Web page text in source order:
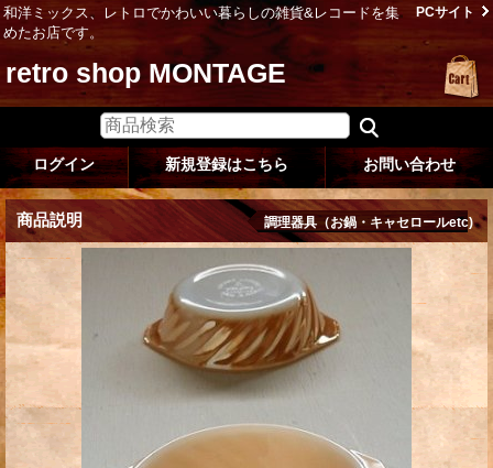
和洋ミックス、レトロでかわいい暮らしの雑貨&レコードを集
めたお店です。
PCサイト
retro shop MONTAGE
ログイン 新規登録はこちら お問い合わせ
商品説明 調理器具（お鍋・キャセロールetc)